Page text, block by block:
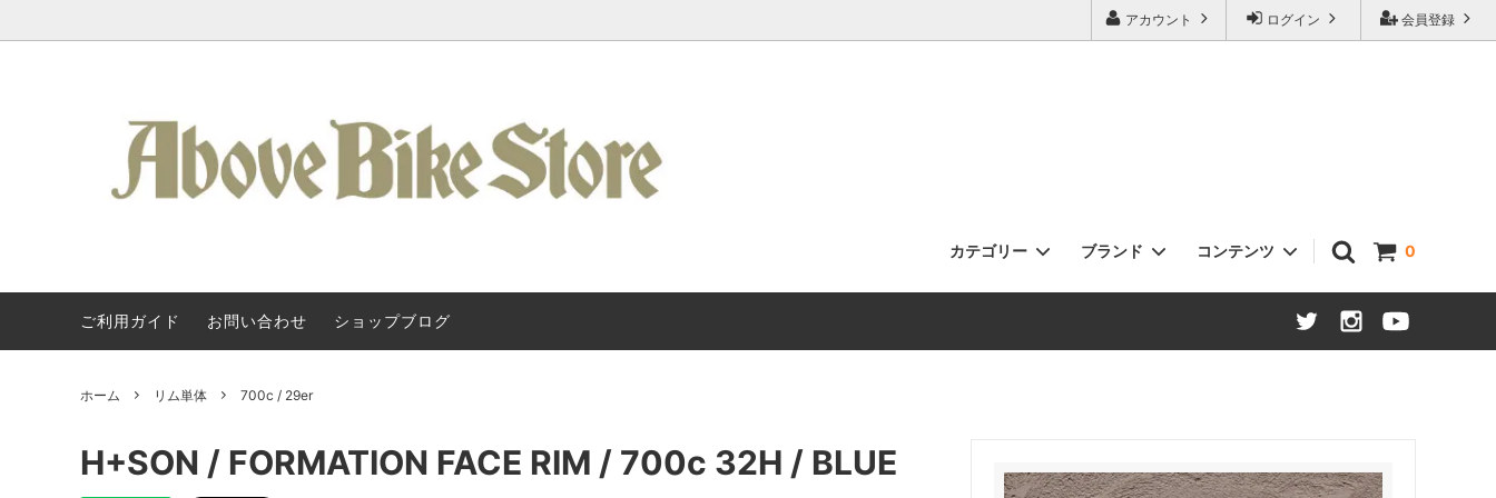
会員登録
ログイン
アカウント
0
カテゴリー
Kuat / 車載ヒッチキャリア フレームセット / 完成車
ハンドルバー グリップ / バーテープ ブレーキ / ブレーキレバー
ブランド
Kuat / クアット・ラック SURLY
TERAVAIL Above Bike / Swamp Soft Goods SHIIMANO
コンテンツ
About Us
Kuat Racks / よくある質問・取付車両カ
タログ
ご利用ガイド お問い合わせ ショップブログ
ホーム リム単体 700c / 29er
H+SON / FORMATION FACE RIM / 700c 32H / BLUE